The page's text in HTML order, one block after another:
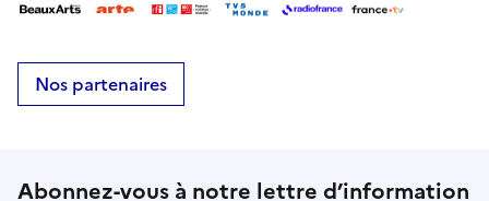
Nos partenaires
Abonnez-vous à notre lettre d’information